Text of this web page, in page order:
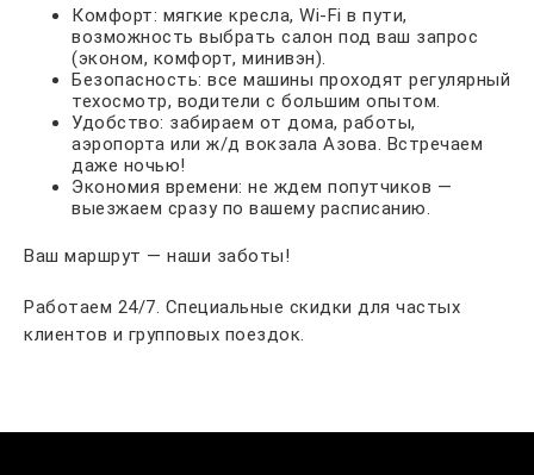
Комфорт: мягкие кресла, Wi-Fi в пути,
возможность выбрать салон под ваш запрос
(эконом, комфорт, минивэн).
Безопасность: все машины проходят регулярный
техосмотр, водители с большим опытом.
Удобство: забираем от дома, работы,
аэропорта или ж/д вокзала Азова. Встречаем
даже ночью!
Экономия времени: не ждем попутчиков —
выезжаем сразу по вашему расписанию.
Ваш маршрут — наши заботы!
Работаем 24/7. Специальные скидки для частых
клиентов и групповых поездок.